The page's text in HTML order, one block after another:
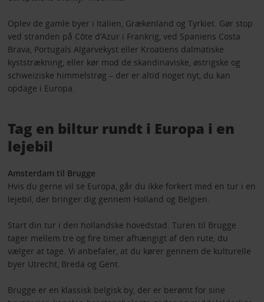
Oplev de gamle byer i Italien, Grækenland og Tyrkiet. Gør stop
ved stranden på Côte d’Azur i Frankrig, ved Spaniens Costa
Brava, Portugals Algarvekyst eller Kroatiens dalmatiske
kyststrækning, eller kør mod de skandinaviske, østrigske og
schweiziske himmelstrøg – der er altid noget nyt, du kan
opdage i Europa.
Tag en biltur rundt i Europa i en
lejebil
Amsterdam til Brugge
Hvis du gerne vil se Europa, går du ikke forkert med en tur i en
lejebil, der bringer dig gennem Holland og Belgien.
Start din tur i den hollandske hovedstad. Turen til Brugge
tager mellem tre og fire timer afhængigt af den rute, du
vælger at tage. Vi anbefaler, at du kører gennem de kulturelle
byer Utrecht, Breda og Gent.
Brugge er en klassisk belgisk by, der er berømt for sine